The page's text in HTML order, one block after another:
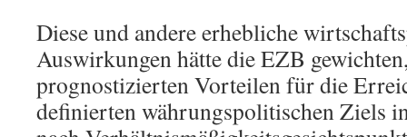
Diese und andere erhebliche
Auswirkungen hätte die EZB
prognostizierten Vorteilen für die
definierten währungspolitischen Ziels